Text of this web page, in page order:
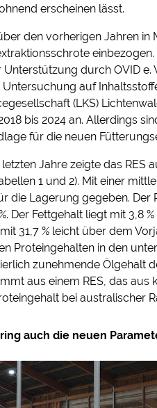
erscheinen lässt.
den vorherigen Jahren in
durch OVID e.
auf
(LKS)
bis 2024 an. Allerdings
für die neuen
Jahre zeigte das RES
1 und 2). Mit einer
die Lagerung gegeben.
Der Fettgehalt liegt mit 3,8
31,7 % leicht über dem
Proteingehalten in den
zunehmende Ölgehalt
aus einem RES, das
bei australischer
auch die neuen